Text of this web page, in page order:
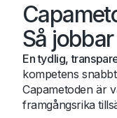
Så
En tydlig,
kompetens
Capametoden är
framgångsrika